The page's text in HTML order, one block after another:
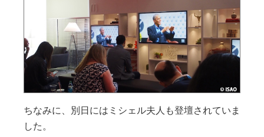
ちなみに、別日にはミシェル夫人も登壇されていま
した。